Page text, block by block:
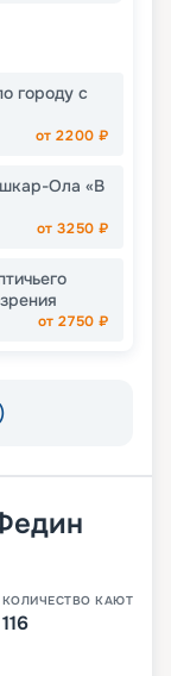
городу с
от2200 ₽
Ола «В
от3250 ₽
от2750 ₽
КОЛИЧЕСТВО КАЮТ
116